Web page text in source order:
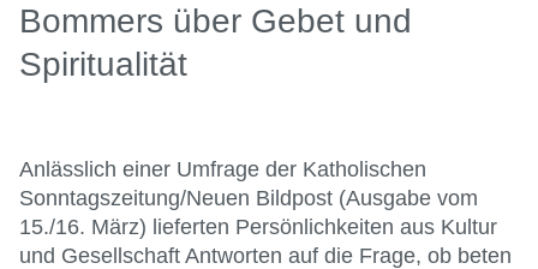
Bommers über Gebet und
Spiritualität
Anlässlich einer Umfrage der Katholischen
Sonntagszeitung/Neuen Bildpost (Ausgabe vom
15./16. März) lieferten Persönlichkeiten aus Kultur
und Gesellschaft Antworten auf die Frage, ob beten